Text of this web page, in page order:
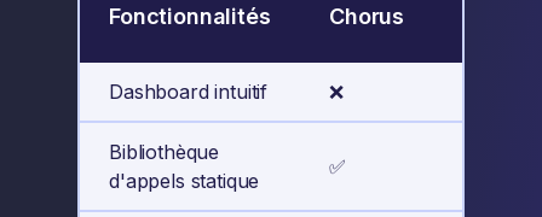
Fonctionnalités Chorus
Dashboard intuitif ❌
Bibliothèque
d'appels statique
✅